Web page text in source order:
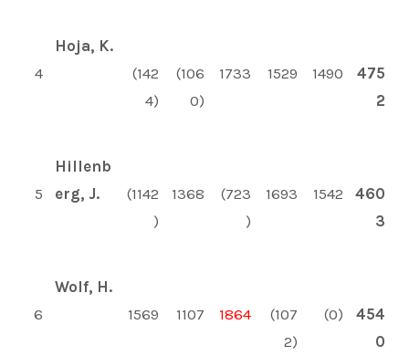
4
Hoja, K.
(142
4)
(106
0)
1733 1529 1490
475
2
5
Hillenb
erg, J.
(1142
)
1368
(723
)
1693 1542
460
3
6
Wolf, H.
1569
1107 1864
(107
2)
(0)
454
0